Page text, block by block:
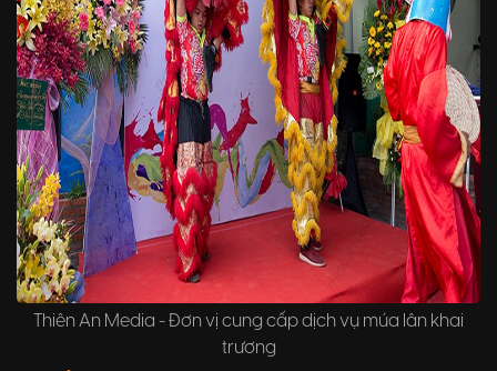
Thiên An Media - Đơn vị cung cấp dịch vụ múa lân khai
trương